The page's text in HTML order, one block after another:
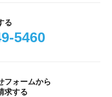
る
5460
フォームから
求する